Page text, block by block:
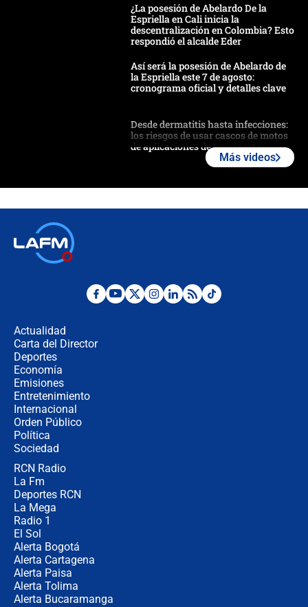
¿La posesión de Abelardo De la
Espriella en Cali inicia la
descentralización en Colombia? Esto
respondió el alcalde Eder
Así será la posesión de Abelardo de
la Espriella este 7 de agosto:
cronograma oficial y detalles clave
Desde dermatitis hasta infecciones:
los riesgos de usar cascos de motos
de aplicaciones de transporte
Posesión de Abelardo De La Espriella
Más videos
Actualidad
Carta del Director
Deportes
Economía
Emisiones
Entretenimiento
Internacional
Orden Público
Política
Sociedad
RCN Radio
La Fm
Deportes RCN
La Mega
Radio 1
El Sol
Alerta Bogotá
Alerta Cartagena
Alerta Paisa
Alerta Tolima
Alerta Bucaramanga